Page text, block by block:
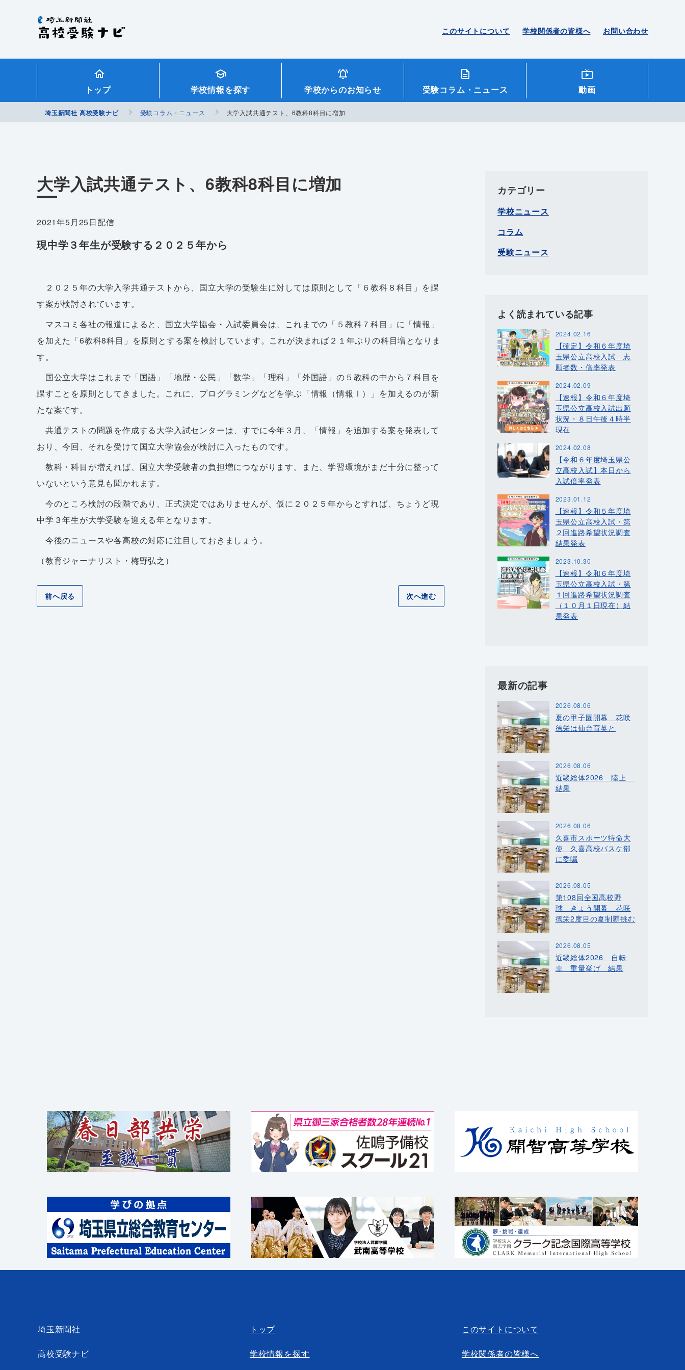
このサイトについて 学校関係者の皆様へ お問い合わせ
トップ 学校情報を探す 学校からのお知らせ 受験コラム ・ニュース 動画
埼玉新聞社 高校受験ナビ 受験コラム・ニュース 大学入試共通テスト、6教科8科目に増加
大学入試共通テスト、6教科8科目に増加
2021年5月25日配信
現中学３年生が受験する２０２５年から
２０２５年の大学入学共通テストから、国立大学の受験生に対しては原則として「６教科８科目」を課
す案が検討されています。
マスコミ各社の報道によると、国立大学協会・入試委員会は、これまでの「５教科７科目」に「情報」
を加えた「6教科8科目」を原則とする案を検討しています。これが決まれば２１年ぶりの科目増となりま
す。
国公立大学はこれまで「国語」「地歴・公民」「数学」「理科」「外国語」の５教科の中から７科目を
課すことを原則としてきました。これに、プログラミングなどを学ぶ「情報（情報Ⅰ）」を加えるのが新
たな案です。
共通テストの問題を作成する大学入試センターは、すでに今年３月、「情報」を追加する案を発表して
おり、今回、それを受けて国立大学協会が検討に入ったものです。
教科・科目が増えれば、国立大学受験者の負担増につながります。また、学習環境がまだ十分に整って
いないという意見も聞かれます。
今のところ検討の段階であり、正式決定ではありませんが、仮に２０２５年からとすれば、ちょうど現
中学３年生が大学受験を迎える年となります。
今後のニュースや各高校の対応に注目しておきましょう。
（教育ジャーナリスト・梅野弘之）
前へ戻る 次へ進む
カテゴリー
学校ニュース
コラム
受験ニュース
よく読まれている記事
2024.02.16
【確定】令和６年度埼
玉県公立高校入試 志
願者数・倍率発表
2024.02.09
【速報】令和６年度埼
玉県公立高校入試出願
状況・８日午後４時半
現在
2024.02.08
【令和６年度埼玉県公
立高校入試】本日から
入試倍率発表
2023.01.12
【速報】令和５年度埼
玉県公立高校入試・第
２回進路希望状況調査
結果発表
2023.10.30
【速報】令和６年度埼
玉県公立高校入試・第
１回進路希望状況調査
（１０月１日現在）結
果発表
最新の記事
2026.08.06
夏の甲子園開幕 花咲
徳栄は仙台育英と
2026.08.06
近畿総体2026 陸上
結果
2026.08.06
久喜市スポーツ特命大
使 久喜高校バスケ部
に委嘱
2026.08.05
第108回全国高校野
球 きょう開幕 花咲
徳栄2度目の夏制覇挑む
2026.08.05
近畿総体2026 自転
車 重量挙げ 結果
埼玉新聞社
高校受験ナビ
トップ
学校情報を探す
このサイトについて
学校関係者の皆様へ